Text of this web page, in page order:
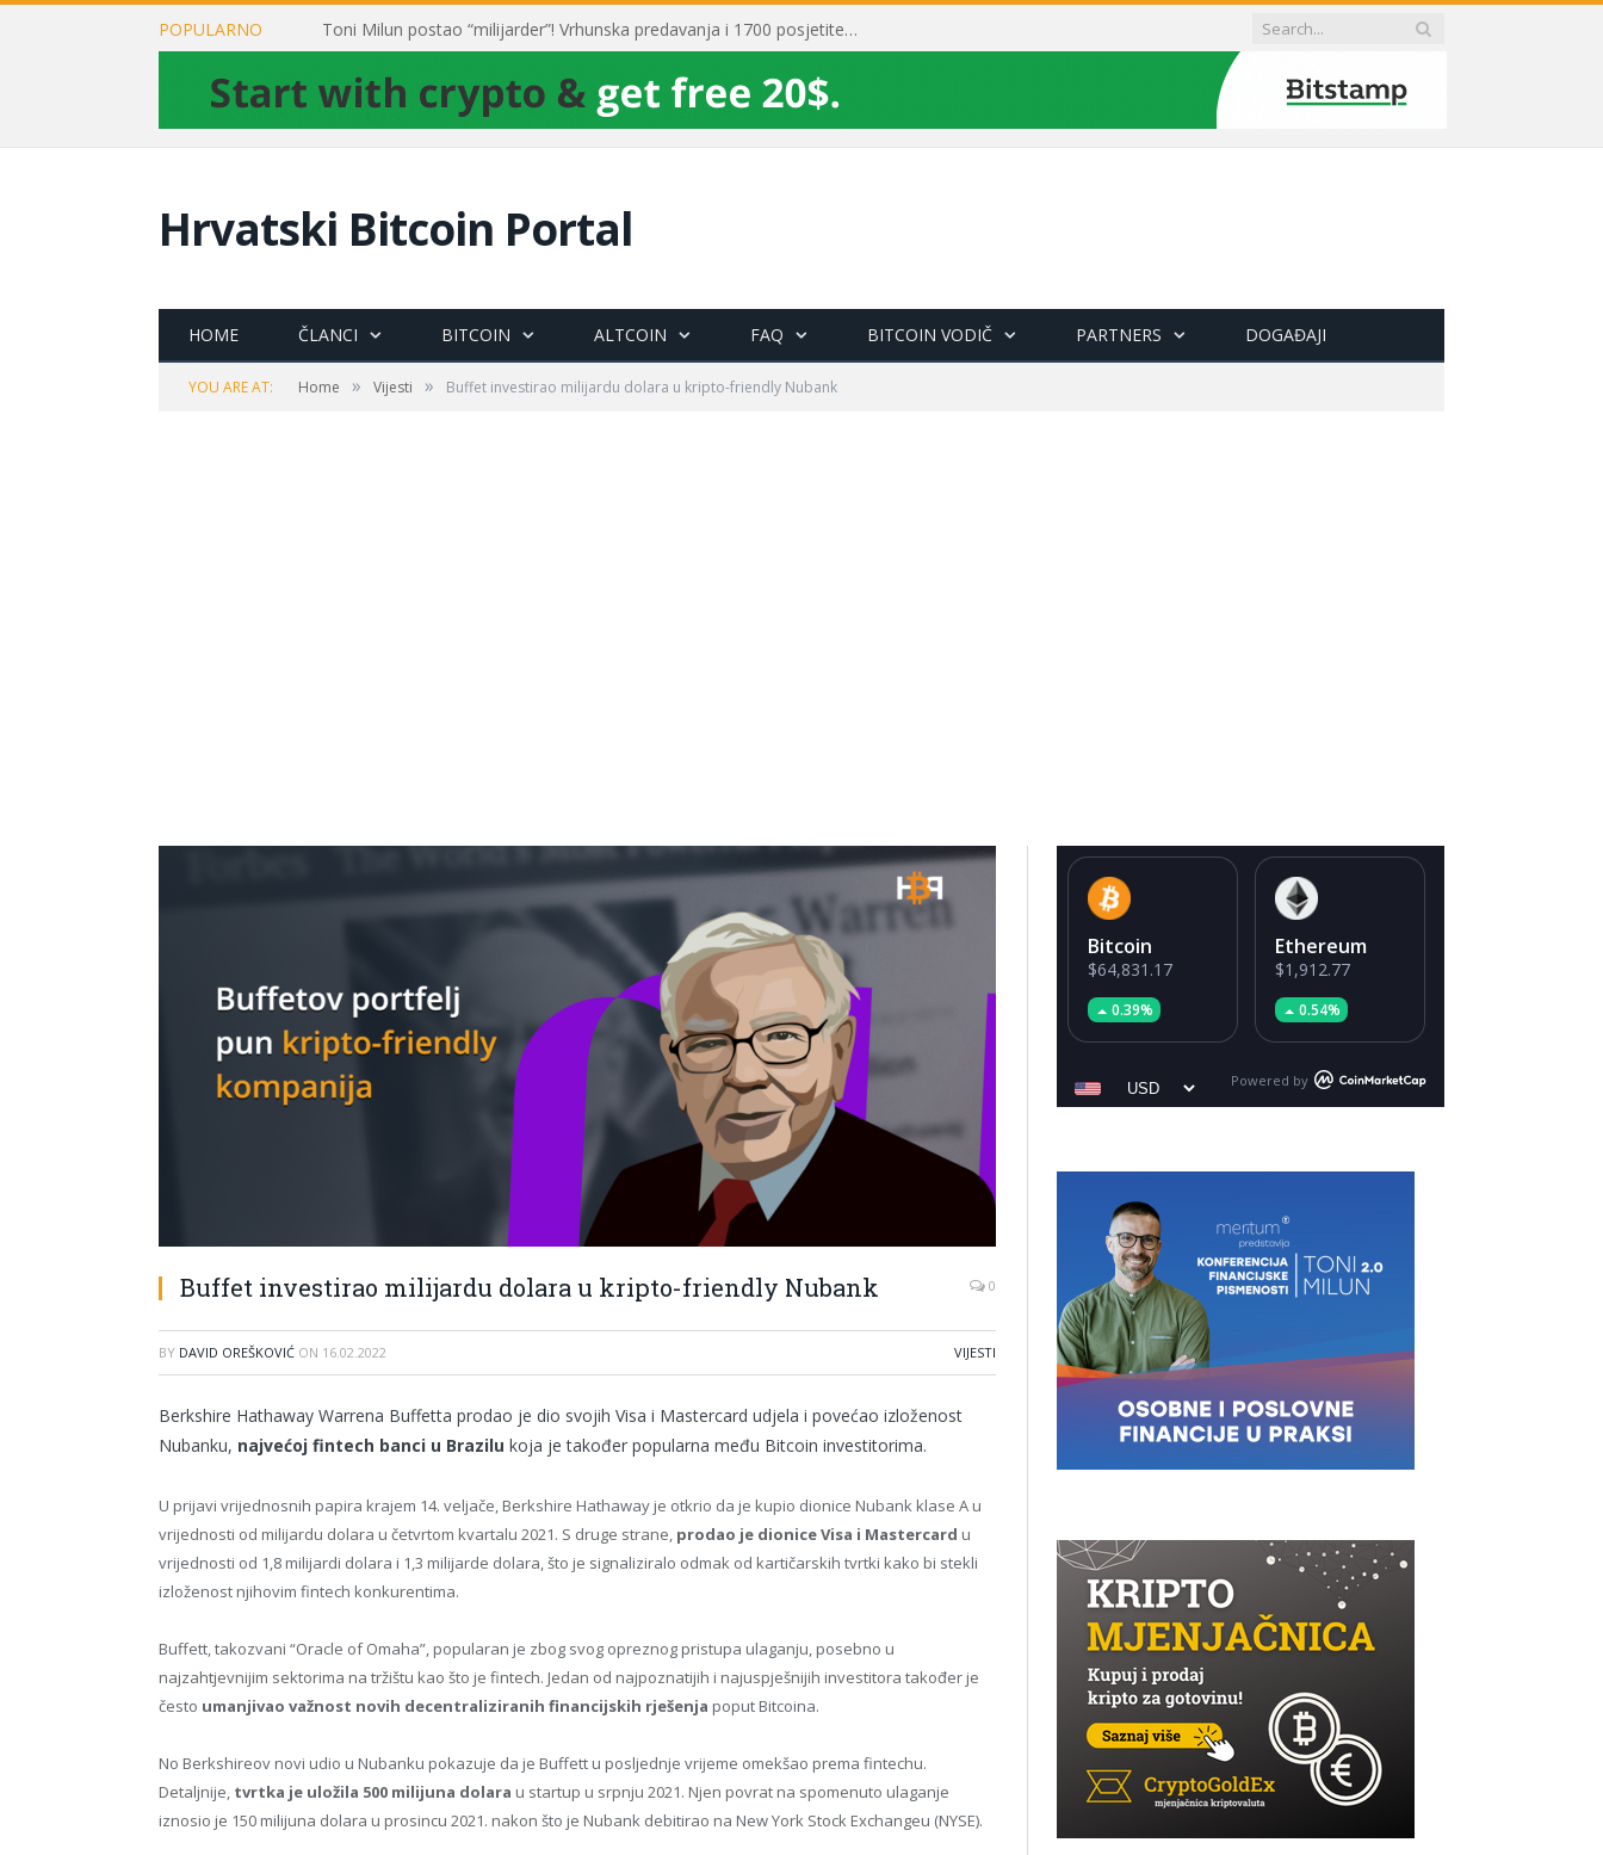
POPULARNO Toni Milun postao “milijarder”! Vrhunska predavanja i 1700 posjetitelja obilježili su mjesec financijske pismenosti
Hrvatski Bitcoin Portal
HOME ČLANCI BITCOIN ALTCOIN FAQ BITCOIN VODIČ PARTNERS DOGAĐAJI
YOU ARE AT: Home » Vijesti » Buffet investirao milijardu dolara u kripto-friendly Nubank
Buffet investirao milijardu dolara u kripto-friendly Nubank 0
BY DAVID OREŠKOVIĆ ON 16.02.2022 VIJESTI
Berkshire Hathaway Warrena Buffetta prodao je dio svojih Visa i Mastercard udjela i povećao izloženost
Nubanku, najvećoj fintech banci u Brazilu koja je također popularna među Bitcoin investitorima.
U prijavi vrijednosnih papira krajem 14. veljače, Berkshire Hathaway je otkrio da je kupio dionice Nubank klase A u
vrijednosti od milijardu dolara u četvrtom kvartalu 2021. S druge strane, prodao je dionice Visa i Mastercard u
vrijednosti od 1,8 milijardi dolara i 1,3 milijarde dolara, što je signaliziralo odmak od kartičarskih tvrtki kako bi stekli
izloženost njihovim fintech konkurentima.
Buffett, takozvani “Oracle of Omaha”, popularan je zbog svog opreznog pristupa ulaganju, posebno u
najzahtjevnijim sektorima na tržištu kao što je fintech. Jedan od najpoznatijih i najuspješnijih investitora također je
često umanjivao važnost novih decentraliziranih financijskih rješenja poput Bitcoina.
No Berkshireov novi udio u Nubanku pokazuje da je Buffett u posljednje vrijeme omekšao prema fintechu.
Detaljnije, tvrtka je uložila 500 milijuna dolara u startup u srpnju 2021. Njen povrat na spomenuto ulaganje
iznosio je 150 milijuna dolara u prosincu 2021. nakon što je Nubank debitirao na New York Stock Exchangeu (NYSE).
Bitcoin
$64,831.17
0.39%
Ethereum
$1,912.77
0.54%
Powered by